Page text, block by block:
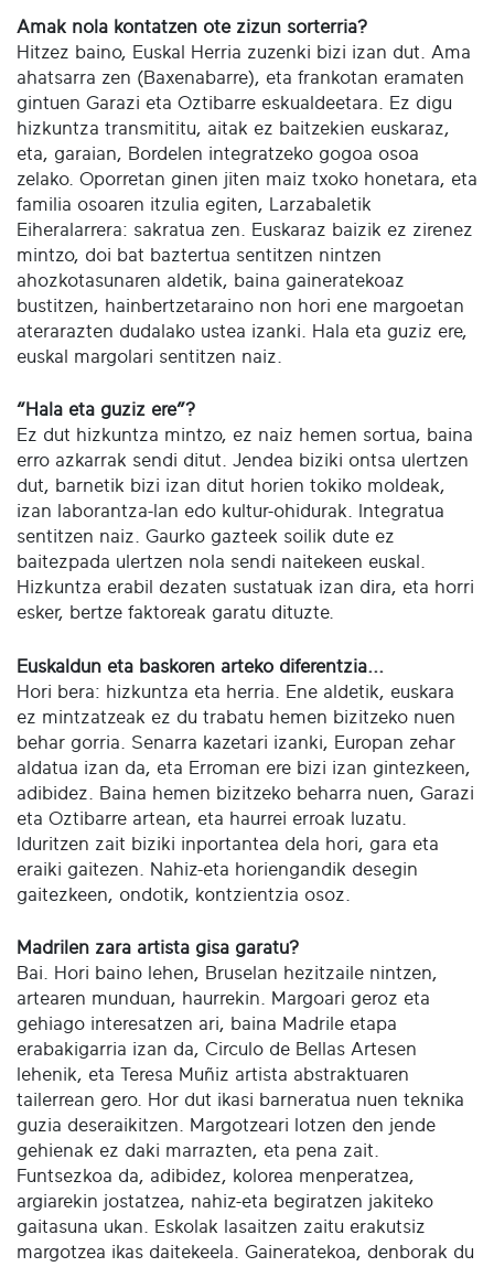
Amak nola kontatzen ote zizun sorterria?
Hitzez baino, Euskal Herria zuzenki bizi izan dut. Ama
ahatsarra zen (Baxenabarre), eta frankotan eramaten
gintuen Garazi eta Oztibarre eskualdeetara. Ez digu
hizkuntza transmititu, aitak ez baitzekien euskaraz,
eta, garaian, Bordelen integratzeko gogoa osoa
zelako. Oporretan ginen jiten maiz txoko honetara, eta
familia osoaren itzulia egiten, Larzabaletik
Eiheralarrera: sakratua zen. Euskaraz baizik ez zirenez
mintzo, doi bat baztertua sentitzen nintzen
ahozkotasunaren aldetik, baina gaineratekoaz
bustitzen, hainbertzetaraino non hori ene margoetan
aterarazten dudalako ustea izanki. Hala eta guziz ere,
euskal margolari sentitzen naiz.
“Hala eta guziz ere”?
Ez dut hizkuntza mintzo, ez naiz hemen sortua, baina
erro azkarrak sendi ditut. Jendea biziki ontsa ulertzen
dut, barnetik bizi izan ditut horien tokiko moldeak,
izan laborantza-lan edo kultur-ohidurak. Integratua
sentitzen naiz. Gaurko gazteek soilik dute ez
baitezpada ulertzen nola sendi naitekeen euskal.
Hizkuntza erabil dezaten sustatuak izan dira, eta horri
esker, bertze faktoreak garatu dituzte.
Euskaldun eta baskoren arteko diferentzia...
Hori bera: hizkuntza eta herria. Ene aldetik, euskara
ez mintzatzeak ez du trabatu hemen bizitzeko nuen
behar gorria. Senarra kazetari izanki, Europan zehar
aldatua izan da, eta Erroman ere bizi izan gintezkeen,
adibidez. Baina hemen bizitzeko beharra nuen, Garazi
eta Oztibarre artean, eta haurrei erroak luzatu.
Iduritzen zait biziki inportantea dela hori, gara eta
eraiki gaitezen. Nahiz-eta horiengandik desegin
gaitezkeen, ondotik, kontzientzia osoz.
Madrilen zara artista gisa garatu?
Bai. Hori baino lehen, Bruselan hezitzaile nintzen,
artearen munduan, haurrekin. Margoari geroz eta
gehiago interesatzen ari, baina Madrile etapa
erabakigarria izan da, Circulo de Bellas Artesen
lehenik, eta Teresa Muñiz artista abstraktuaren
tailerrean gero. Hor dut ikasi barneratua nuen teknika
guzia deseraikitzen. Margotzeari lotzen den jende
gehienak ez daki marrazten, eta pena zait.
Funtsezkoa da, adibidez, kolorea menperatzea,
argiarekin jostatzea, nahiz-eta begiratzen jakiteko
gaitasuna ukan. Eskolak lasaitzen zaitu erakutsiz
margotzea ikas daitekeela. Gaineratekoa, denborak du